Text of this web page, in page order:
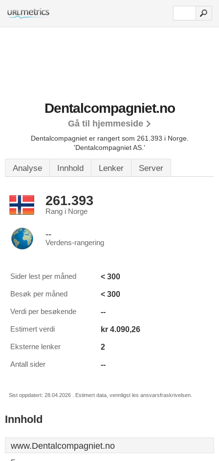
Dentalcompagniet.no
Gå til hjemmeside
Dentalcompagniet er rangert som 261.393 i Norge.
'Dentalcompagniet AS.'
Analyse Innhold Lenker Server
261.393
Rang i Norge
--
Verdens-rangering
Sider lest per måned < 300
Besøk per måned < 300
Verdi per besøkende --
Estimert verdi kr 4.090,26
Eksterne lenker 2
Antall sider --
Sist oppdatert: 28.04.2026 . Estimert data, vennligst les ansvarsfraskrivelsen.
Innhold
www.Dentalcompagniet.no